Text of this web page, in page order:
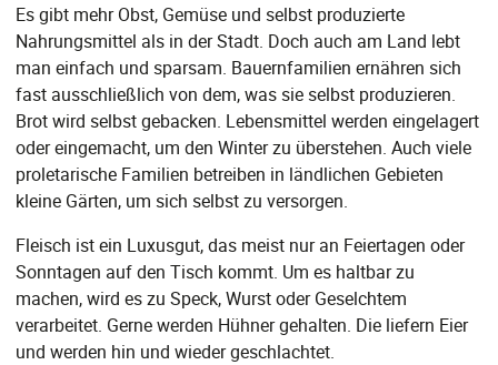
Es gibt mehr Obst, Gemüse und selbst produzierte
Nahrungsmittel als in der Stadt. Doch auch am Land lebt
man einfach und sparsam. Bauernfamilien ernähren sich
fast ausschließlich von dem, was sie selbst produzieren.
Brot wird selbst gebacken. Lebensmittel werden eingelagert
oder eingemacht, um den Winter zu überstehen. Auch viele
proletarische Familien betreiben in ländlichen Gebieten
kleine Gärten, um sich selbst zu versorgen.
Fleisch ist ein Luxusgut, das meist nur an Feiertagen oder
Sonntagen auf den Tisch kommt. Um es haltbar zu
machen, wird es zu Speck, Wurst oder Geselchtem
verarbeitet. Gerne werden Hühner gehalten. Die liefern Eier
und werden hin und wieder geschlachtet.